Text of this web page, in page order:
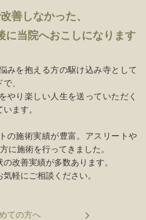
善しなかった、
に当院へおこしになります
みを抱える⽅の駆け込み寺として
、
やり楽しい⼈⽣を送っていただく
ます。
の施術実績が豊富。アスリートや
に施術を行ってきました。
改善実績が多数あります。
軽にご相談ください。
ての方へ